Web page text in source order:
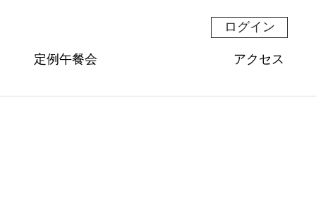
ログイン
定例午餐会 アクセス